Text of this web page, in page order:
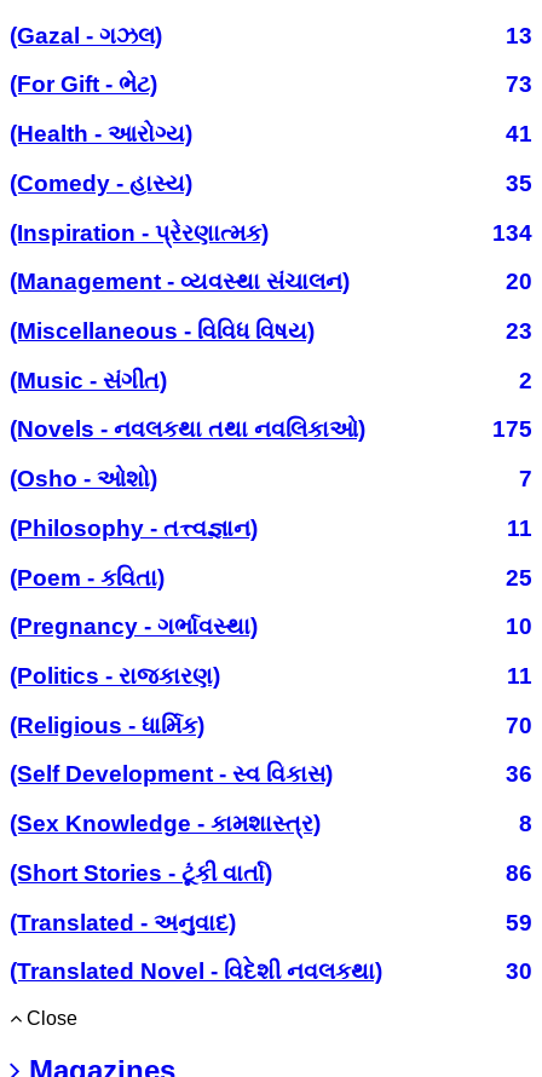
(Gazal - ગઝલ)
13
(For Gift - ભેટ)
73
(Health - આરોગ્ય)
41
(Comedy - હાસ્ય)
35
(Inspiration - પ્રેરણાત્મક)
134
(Management - વ્યવસ્થા સંચાલન)
20
(Miscellaneous - વિવિધ વિષય)
23
(Music - સંગીત)
2
(Novels - નવલકથા તથા નવલિકાઓ)
175
(Osho - ઓશો)
7
(Philosophy - તત્ત્વજ્ઞાન)
11
(Poem - કવિતા)
25
(Pregnancy - ગર્ભાવસ્થા)
10
(Politics - રાજકારણ)
11
(Religious - ધાર્મિક)
70
(Self Development - સ્વ વિકાસ)
36
(Sex Knowledge - કામશાસ્ત્ર)
8
(Short Stories - ટૂંકી વાર્તા)
86
(Translated - અનુવાદ)
59
(Translated Novel - વિદેશી નવલકથા)
30
Close
Magazines